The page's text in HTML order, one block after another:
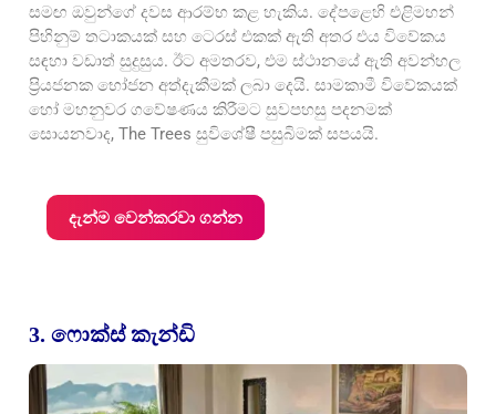
සමඟ ඔවුන්ගේ දවස ආරම්භ කළ හැකිය. දේපළෙහි එළිමහන්
පිහිනුම් තටාකයක් සහ ටෙරස් එකක් ඇති අතර එය විවේකය
සඳහා වඩාත් සුදුසුය. ඊට අමතරව, එම ස්ථානයේ ඇති අවන්හල
ප්‍රියජනක භෝජන අත්දැකීමක් ලබා දෙයි. සාමකාමී විවේකයක්
හෝ මහනුවර ගවේෂණය කිරීමට සුවපහසු පදනමක්
සොයනවාද, The Trees සුවිශේෂී පසුබිමක් සපයයි.
දැන්ම වෙන්කරවා ගන්න
3. ෆොක්ස් කැන්ඩි